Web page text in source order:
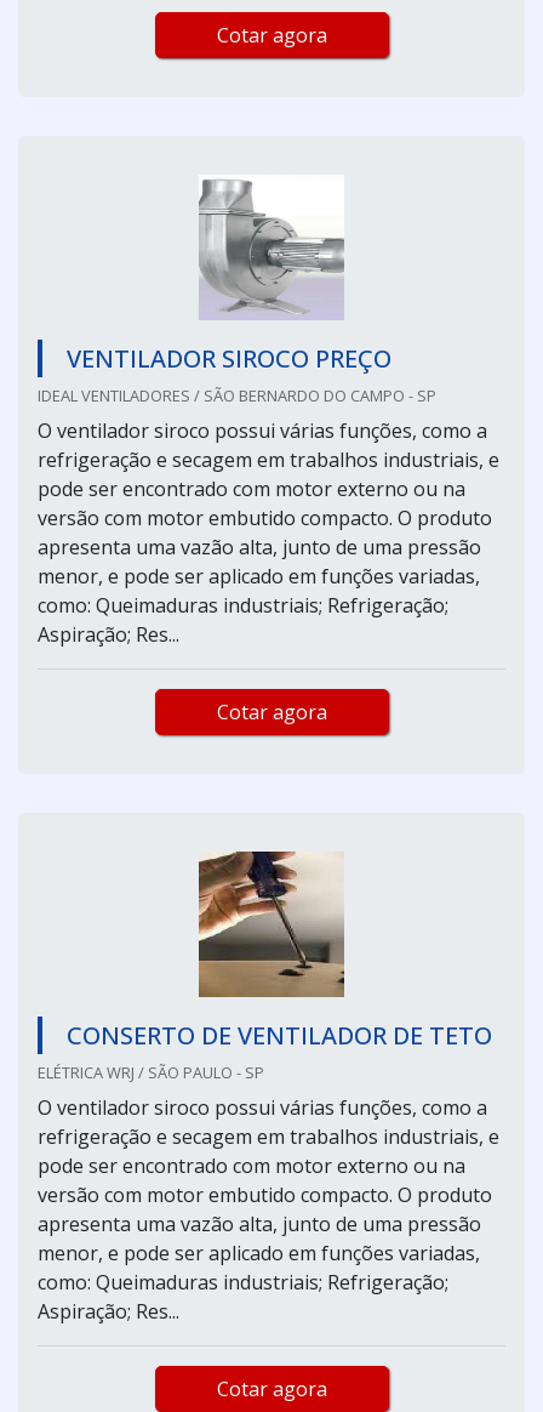
Cotar agora
VENTILADOR SIROCO PREÇO
IDEAL VENTILADORES / SÃO BERNARDO DO CAMPO - SP
O ventilador siroco possui várias funções, como a
refrigeração e secagem em trabalhos industriais, e
pode ser encontrado com motor externo ou na
versão com motor embutido compacto. O produto
apresenta uma vazão alta, junto de uma pressão
menor, e pode ser aplicado em funções variadas,
como: Queimaduras industriais; Refrigeração;
Aspiração; Res...
Cotar agora
CONSERTO DE VENTILADOR DE TETO
ELÉTRICA WRJ / SÃO PAULO - SP
O ventilador siroco possui várias funções, como a
refrigeração e secagem em trabalhos industriais, e
pode ser encontrado com motor externo ou na
versão com motor embutido compacto. O produto
apresenta uma vazão alta, junto de uma pressão
menor, e pode ser aplicado em funções variadas,
como: Queimaduras industriais; Refrigeração;
Aspiração; Res...
Cotar agora